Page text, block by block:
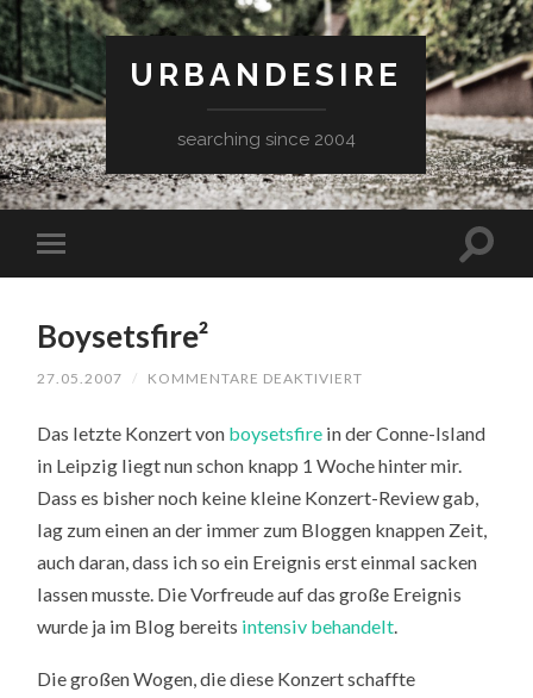
URBANDESIRE
searching since 2004
Boysetsfire²
27.05.2007 / KOMMENTARE DEAKTIVIERT
Das letzte Konzert von boysetsfire in der Conne-Island
in Leipzig liegt nun schon knapp 1 Woche hinter mir.
Dass es bisher noch keine kleine Konzert-Review gab,
lag zum einen an der immer zum Bloggen knappen Zeit,
auch daran, dass ich so ein Ereignis erst einmal sacken
lassen musste. Die Vorfreude auf das große Ereignis
wurde ja im Blog bereits intensiv behandelt
Die großen Wogen, die diese Konzert schaffte